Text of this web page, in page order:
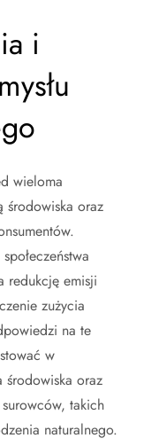
i
wieloma
środowiska oraz
redukcję emisji
zużycia
na te
w
oraz
takich
naturalnego.